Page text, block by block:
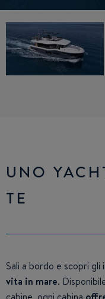
UNO
TE
Sali a bordo e scopri
vita in mare.